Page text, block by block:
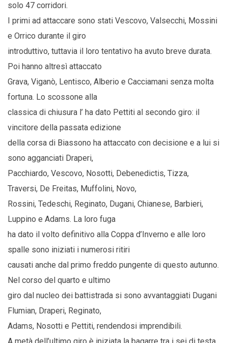
solo 47 corridori.
I primi ad attaccare sono stati Vescovo, Valsecchi, Mossini
e Orrico durante il giro
introduttivo, tuttavia il loro tentativo ha avuto breve durata.
Poi hanno altresì attaccato
Grava, Viganò, Lentisco, Alberio e Cacciamani senza molta
fortuna. Lo scossone alla
classica di chiusura l’ ha dato Pettiti al secondo giro: il
vincitore della passata edizione
della corsa di Biassono ha attaccato con decisione e a lui si
sono agganciati Draperi,
Pacchiardo, Vescovo, Nosotti, Debenedictis, Tizza,
Traversi, De Freitas, Muffolini, Novo,
Rossini, Tedeschi, Reginato, Dugani, Chianese, Barbieri,
Luppino e Adams. La loro fuga
ha dato il volto definitivo alla Coppa d’Inverno e alle loro
spalle sono iniziati i numerosi ritiri
causati anche dal primo freddo pungente di questo autunno.
Nel corso del quarto e ultimo
giro dal nucleo dei battistrada si sono avvantaggiati Dugani
Flumian, Draperi, Reginato,
Adams, Nosotti e Pettiti, rendendosi imprendibili.